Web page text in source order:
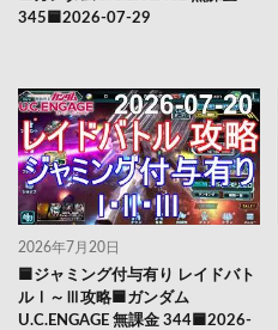
345🟦2026-07-29
2026年7月20日
🟦ジャミング付与有り レイドバト
ルⅠ～Ⅲ攻略🟦ガンダム
U.C.ENGAGE 無課金 344🟦2026-